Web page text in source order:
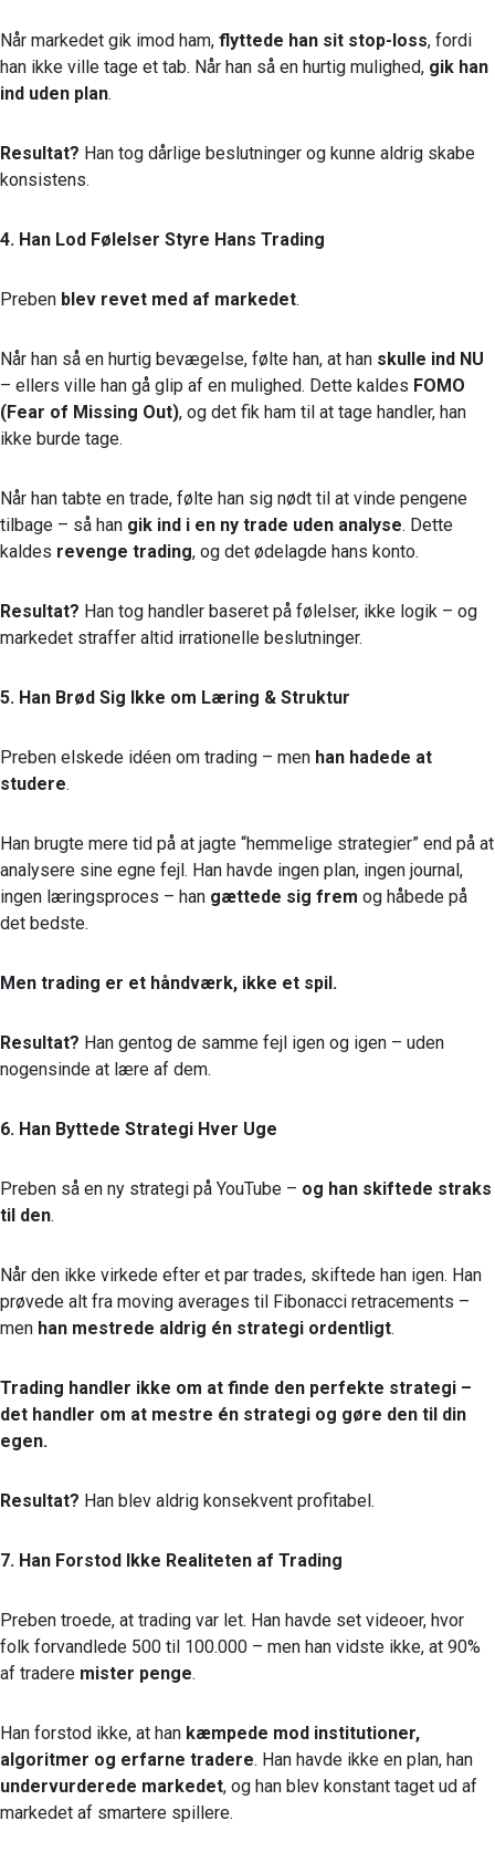
Når markedet gik imod ham, flyttede han sit stop-loss, fordi
han ikke ville tage et tab. Når han så en hurtig mulighed, gik han
ind uden plan.
Resultat? Han tog dårlige beslutninger og kunne aldrig skabe
konsistens.
4. Han Lod Følelser Styre Hans Trading
Preben blev revet med af markedet.
Når han så en hurtig bevægelse, følte han, at han skulle ind NU
– ellers ville han gå glip af en mulighed. Dette kaldes FOMO
(Fear of Missing Out), og det fik ham til at tage handler, han
ikke burde tage.
Når han tabte en trade, følte han sig nødt til at vinde pengene
tilbage – så han gik ind i en ny trade uden analyse. Dette
kaldes revenge trading, og det ødelagde hans konto.
Resultat? Han tog handler baseret på følelser, ikke logik – og
markedet straffer altid irrationelle beslutninger.
5. Han Brød Sig Ikke om Læring & Struktur
Preben elskede idéen om trading – men han hadede at
studere.
Han brugte mere tid på at jagte “hemmelige strategier” end på at
analysere sine egne fejl. Han havde ingen plan, ingen journal,
ingen læringsproces – han gættede sig frem og håbede på
det bedste.
Men trading er et håndværk, ikke et spil.
Resultat? Han gentog de samme fejl igen og igen – uden
nogensinde at lære af dem.
6. Han Byttede Strategi Hver Uge
Preben så en ny strategi på YouTube – og han skiftede straks
til den.
Når den ikke virkede efter et par trades, skiftede han igen. Han
prøvede alt fra moving averages til Fibonacci retracements –
men han mestrede aldrig én strategi ordentligt.
Trading handler ikke om at finde den perfekte strategi –
det handler om at mestre én strategi og gøre den til din
egen.
Resultat? Han blev aldrig konsekvent profitabel.
7. Han Forstod Ikke Realiteten af Trading
Preben troede, at trading var let. Han havde set videoer, hvor
folk forvandlede 500 til 100.000 – men han vidste ikke, at 90%
af tradere mister penge.
Han forstod ikke, at han kæmpede mod institutioner,
algoritmer og erfarne tradere. Han havde ikke en plan, han
undervurderede markedet, og han blev konstant taget ud af
markedet af smartere spillere.